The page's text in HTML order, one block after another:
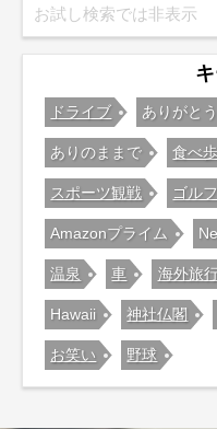
お試し検索では非表示
ドライブ ありがと
ありのままで 食べ
スポーツ観戦 ゴルフ
Amazonプライム
温泉 車 海外旅
Hawaii 神社仏閣
お笑い 野球